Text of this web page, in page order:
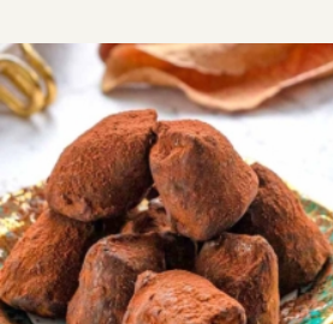
ΣΥΝΤΑΓΕΣ ΓΛΥΚΑ
Φανταστικές
αλατισμένη
Εύκολες στην παρασκευή τους οι
σοκολάτας με λαχταριστή
καραμέλα. Εξαιρετικός
συνταγη για τρουφακια